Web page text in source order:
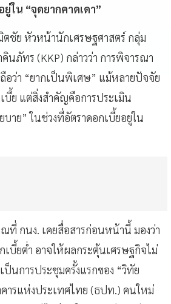
ยู่ใน “จุดยากคาดเดา”
ชัย หัวหน้านักเศรษฐศาสตร์ กลุ่ม
คินภัทร (KKP) กล่าวว่า การพิจารณา
อว่า “ยากเป็นพิเศษ” แม้หลายปัจจัย
บี้ย แต่สิ่งสำคัญคือการประเมิน
าย” ในช่วงที่อัตราดอกเบี้ยอยู่ใน
กนง. เคยสื่อสารก่อนหน้านี้ มองว่า
เบี้ยต่ำ อาจให้ผลกระตุ้นเศรษฐกิจไม่
นการประชุมครั้งแรกของ “วิทัย
คารแห่งประเทศไทย (ธปท.) คนใหม่